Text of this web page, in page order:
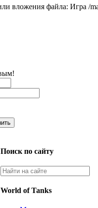
вложения файла: Игра /
Поиск по сайту
World of Tanks